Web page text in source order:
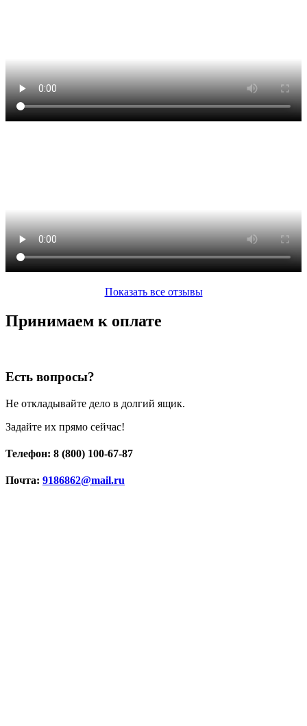
Показать все отзывы
Принимаем к оплате
Есть вопросы?
Не откладывайте дело в долгий ящик.
Задайте их прямо сейчас!
Телефон: 8 (800) 100-67-87
Почта: 9186862@mail.ru